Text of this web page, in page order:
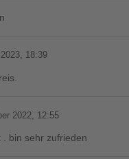
18:39
2022, 12:55
bin sehr zufrieden